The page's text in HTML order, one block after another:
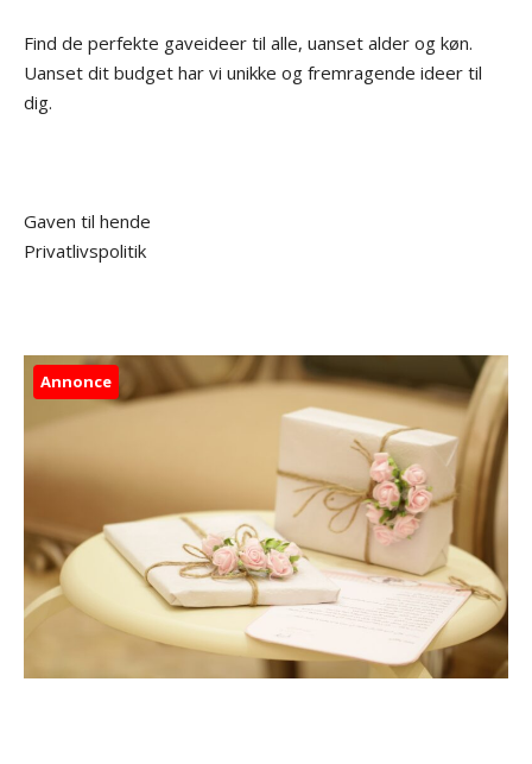
Find de perfekte gaveideer til alle, uanset alder og køn.
Uanset dit budget har vi unikke og fremragende ideer til
dig.
Gaven til hende
Privatlivspolitik
Annonce